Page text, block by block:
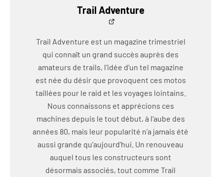
Trail Adventure
Trail Adventure est un magazine trimestriel
qui connaît un grand succès auprès des
amateurs de trails, l’idée d’un tel magazine
est née du désir que provoquent ces motos
taillées pour le raid et les voyages lointains.
Nous connaissons et apprécions ces
machines depuis le tout début, à l’aube des
années 80, mais leur popularité n’a jamais été
aussi grande qu’aujourd’hui. Un renouveau
auquel tous les constructeurs sont
désormais associés, tout comme Trail